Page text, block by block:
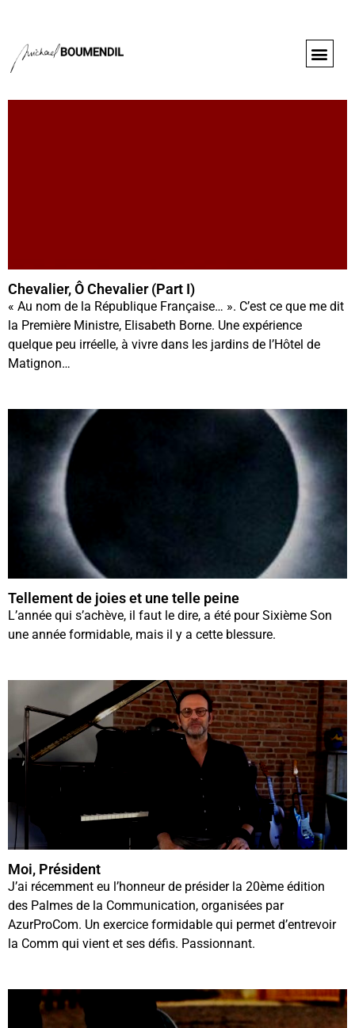
Chevalier, Ô Chevalier (Part I)
« Au nom de la République Française… ». C’est ce que me dit
la Première Ministre, Elisabeth Borne. Une expérience
quelque peu irréelle, à vivre dans les jardins de l’Hôtel de
Matignon…
Tellement de joies et une telle peine
L’année qui s’achève, il faut le dire, a été pour Sixième Son
une année formidable, mais il y a cette blessure.
Moi, Président
J’ai récemment eu l’honneur de présider la 20ème édition
des Palmes de la Communication, organisées par
AzurProCom. Un exercice formidable qui permet d’entrevoir
la Comm qui vient et ses défis. Passionnant.